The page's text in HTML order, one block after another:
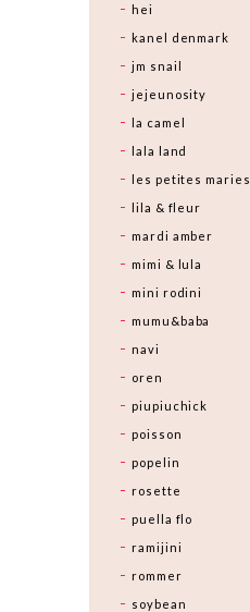
hei
kanel denmark
jm snail
jejeunosity
la camel
lala land
les petites maries
lila & fleur
mardi amber
mimi & lula
mini rodini
mumu&baba
navi
oren
piupiuchick
poisson
popelin
rosette
puella flo
ramijini
rommer
soybean